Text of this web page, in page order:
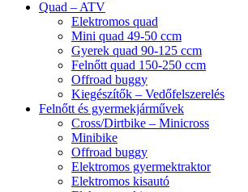
Quad – ATV
Elektromos quad
Mini quad 49-50 ccm
Gyerek quad 90-125 ccm
Felnőtt quad 150-250 ccm
Offroad buggy
Kiegészítők – Vedőfelszerelés
Felnőtt és gyermekjárművek
Cross/Dirtbike – Minicross
Minibike
Offroad buggy
Elektromos gyermektraktor
Elektromos kisautó